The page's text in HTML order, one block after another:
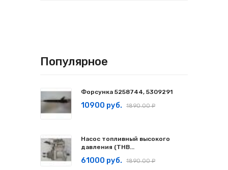
Популярное
Форсунка 5258744, 5309291
10900 руб. 1890.00 ₽
Насос топливный высокого
давления (ТНВ...
61000 руб. 1890.00 ₽